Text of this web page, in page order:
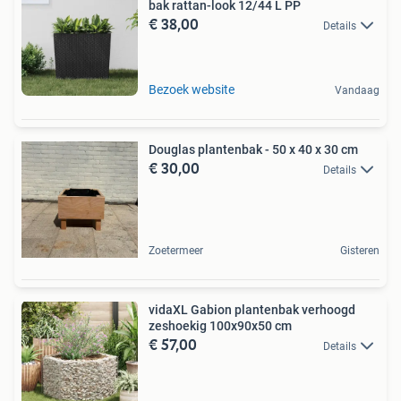
bak rattan-look 12/44 L PP
€ 38,00 Details
Bezoek website Vandaag
Douglas plantenbak - 50 x 40 x 30 cm
€ 30,00 Details
Zoetermeer Gisteren
vidaXL Gabion plantenbak verhoogd
zeshoekig 100x90x50 cm
€ 57,00 Details